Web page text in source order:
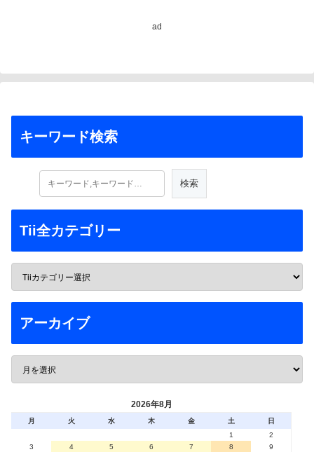
ad
キーワード検索
Tii全カテゴリー
アーカイブ
2026年8月
月 火 水 木 金 土
日
1
2
3
4 5 6 7 8
9